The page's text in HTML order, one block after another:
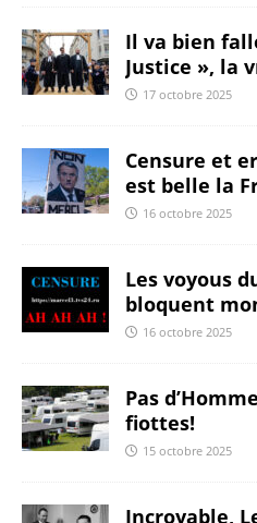
Il va bien
Justice », la
17 octobre 2025
Censure et
est belle la
16 octobre 2025
Les voyous
bloquent
16 octobre 2025
Pas
fiottes!
15 octobre 2025
Incroyable,